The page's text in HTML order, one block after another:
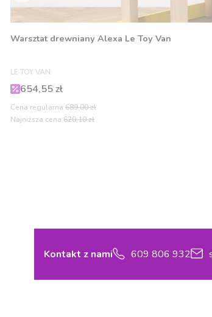
Warsztat drewniany Alexa Le Toy Van
PRODUCENT
LE TOY VAN
Cena promocyjna
654,55 zł
Cena regularna:689,00 zł
Najniższa cena:620,10 zł
Kontakt z nami 609 806 932